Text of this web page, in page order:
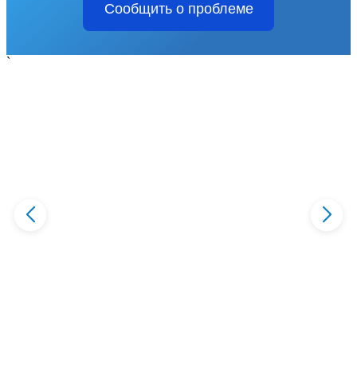
Сообщить о проблеме
`